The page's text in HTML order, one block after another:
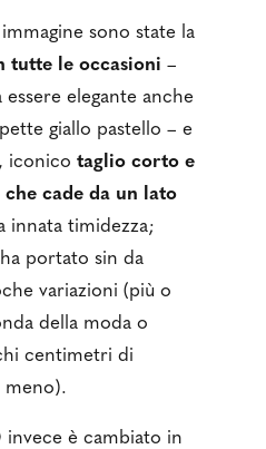
sono state la
tutte le occasioni –
essere elegante anche
giallo pastello – e
iconicotaglio corto e
cade da un lato
innata timidezza;
portato sin da
variazioni (più o
della moda o
centimetri di
meno).
invece è cambiato in